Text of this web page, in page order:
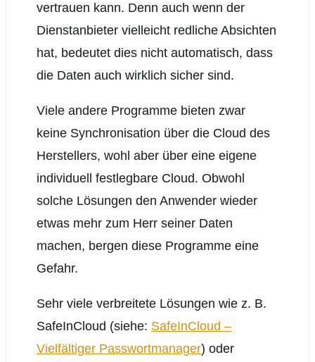
vertrauen kann. Denn auch wenn der
Dienstanbieter vielleicht redliche Absichten
hat, bedeutet dies nicht automatisch, dass
die Daten auch wirklich sicher sind.
Viele andere Programme bieten zwar
keine Synchronisation über die Cloud des
Herstellers, wohl aber über eine eigene
individuell festlegbare Cloud. Obwohl
solche Lösungen den Anwender wieder
etwas mehr zum Herr seiner Daten
machen, bergen diese Programme eine
Gefahr.
Sehr viele verbreitete Lösungen wie z. B.
SafeInCloud (siehe: SafeInCloud –
Vielfältiger Passwortmanager) oder